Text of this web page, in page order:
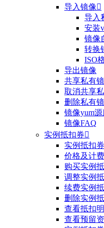
导入镜像
导入
安装
镜像
转换
ISO
导出镜像
共享私有
取消共享
删除私有
镜像yum
镜像FAQ
实例抵扣券
实例抵扣
价格及计
购买实例
调整实例
续费实例
删除实例
查看抵扣
查看预留